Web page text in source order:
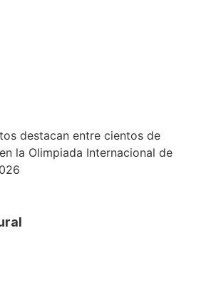
destacan entre cientos de
la Olimpiada Internacional de